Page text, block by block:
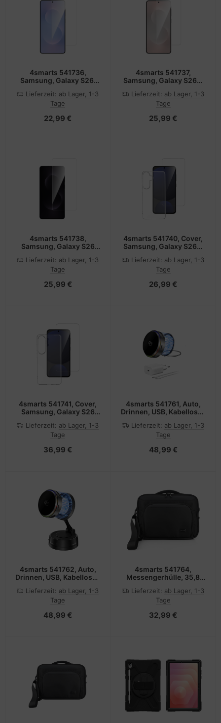
4smarts 541736,
Samsung, Galaxy S26,
Schlagfest,
Kratzresistent,
Lieferzeit: ab Lager, 1-3
Tage
22,99 €
4smarts 541737,
Samsung, Galaxy S26+,
Schlagfest,
Kratzresistent,
Lieferzeit: ab Lager, 1-3
Tage
25,99 €
4smarts 541738,
Samsung, Galaxy S26
Schlagfest,
Kratzresistent,
Lieferzeit: ab Lager, 1-3
Tage
25,99 €
4smarts 541740, Cover,
Samsung, Galaxy S26+,
Lieferzeit: ab Lager, 1-3
Tage
26,99 €
4smarts 541741, Cover,
Samsung, Galaxy S26
Transparent
Lieferzeit: ab Lager, 1-3
Tage
36,99 €
4smarts 541761, Auto,
Drinnen, USB, Kabelloses
Lieferzeit: ab Lager, 1-3
Tage
48,99 €
4smarts 541762, Auto,
Drinnen, USB, Kabelloses
Lieferzeit: ab Lager, 1-3
Tage
48,99 €
4smarts 541764,
Messengerhülle, 35,8
510 g
Lieferzeit: ab Lager, 1-3
Tage
32,99 €